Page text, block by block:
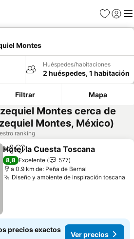
Favoritos
Iniciar
Montes
Huéspedes/habitaciones
2 huéspedes, 1 habitación
Filtrar Mapa
Montes cerca de
Montes, México)
ranking
CompartirAgregar a favoritos
Hotel la Cuesta Toscana
8,8 Excelente
577
a 0.9 km de: Peña de Bernal
Diseño y ambiente de inspiración toscana
precios exactos
Ver precios